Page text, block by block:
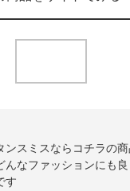
スミスならコチラの
なファッションにも
す